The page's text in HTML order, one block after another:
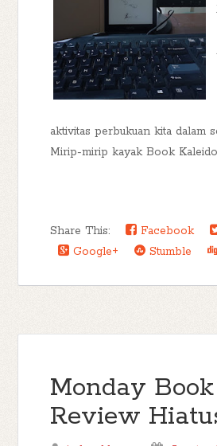
aktivitas perbukuan kita dalam
Mirip-mirip kayak Book
Share This: Facebook
Google+
Stumble
Monday Book
Review